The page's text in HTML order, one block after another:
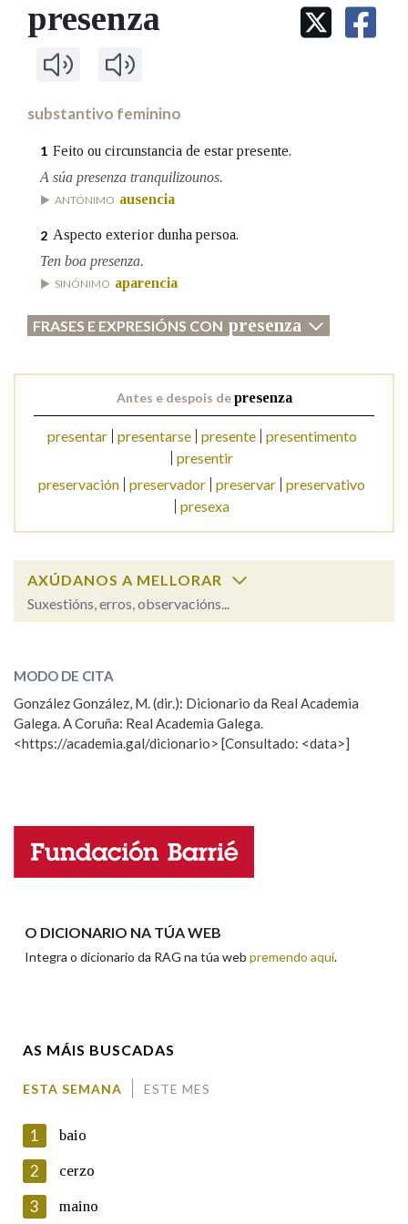
IDENTIDADE CORPORATIVA
MARCIAL DEL ADALID
FIGURAS HOMENAXEADAS
Facebook
TwitterYoutubeInstagram
Bluesky
BUSCAR NOS LEMAS
Comeza por
Contén
BUSCAR NO CONTIDO
Nas definicións
Marcas gramaticais
LIMPAR
presenza
substantivo feminino
1 Feito ou circunstancia de estar presente.
A súa presenza tranquilizounos.
ANTÓNIMO ausencia
2 Aspecto exterior dunha persoa.
Ten boa presenza.
SINÓNIMO aparencia
FRASES E EXPRESIÓNS CON presenza
Antes e despois depresenza
presentar presentarse presente
presentimento
presentir
preservación preservador preservar preservativo
presexa
AXÚDANOS A MELLORAR
Suxestións, erros, observacións...
ESCOLLE UNHA OPCIÓN:
Observación Hai un erro na palabra
Propoño mellorar a definición
Nome
En cumprimento da normativa vixente en materia de
MODO DE CITA
González González, M. (dir.): Dicionario da Real Academia
Galega. A Coruña: Real Academia Galega.
<https://academia.gal/dicionario> [Consultado: <data>]
O DICIONARIO NA TÚA WEB
Integra o dicionario da RAG na túa web premendo aquí.
AS MÁIS BUSCADAS
ESTA SEMANA ESTE MES
1 baio
2 cerzo
3 maino